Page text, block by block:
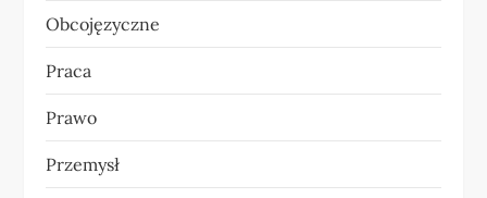
Obcojęzyczne
Praca
Prawo
Przemysł